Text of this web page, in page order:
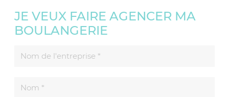
JE VEUX FAIRE AGENCER MA
BOULANGERIE